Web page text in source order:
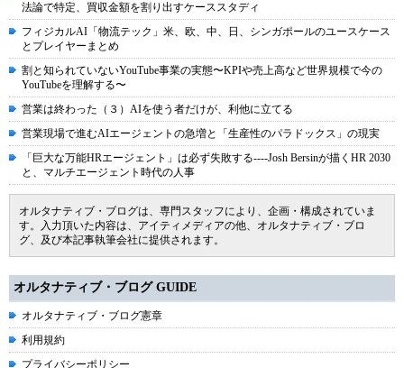
法論で特定、買収金額を割り出すケーススタディ
フィジカルAI「物流テック」米、欧、中、日、シンガポールのユースケース
とプレイヤーまとめ
割と知られていないYouTube事業の実態〜KPIや売上高など世界規模で今の
YouTubeを理解する〜
営業は終わった（３）AIを使う者だけが、利他に立てる
営業現場で進むAIエージェントの急増と「生産性のパラドックス」の現実
「巨大な万能HRエージェント」は必ず失敗する----Josh Bersinが描くHR 2030
と、マルチエージェント時代の人事
オルタナティブ・ブログは、専門スタッフにより、企画・構成されていま
す。入力頂いた内容は、アイティメディアの他、オルタナティブ・ブロ
グ、及び本記事執筆会社に提供されます。
オルタナティブ・ブログ GUIDE
オルタナティブ・ブログ憲章
利用規約
プライバシーポリシー